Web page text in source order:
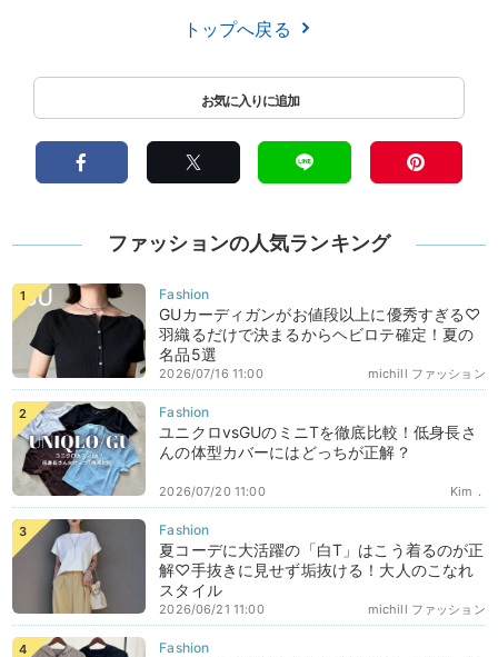
トップへ戻る
ファッションの人気ランキング
GUカーディガンがお値段以上に優秀すぎる♡
羽織るだけで決まるからヘビロテ確定！夏の
名品5選
michill ファッション
2026/07/16 11:00
ユニクロvsGUのミニTを徹底比較！低身長さ
んの体型カバーにはどっちが正解？
Kim．
2026/07/20 11:00
夏コーデに大活躍の「白T」はこう着るのが正
解♡手抜きに見せず垢抜ける！大人のこなれ
スタイル
michill ファッション
2026/06/21 11:00